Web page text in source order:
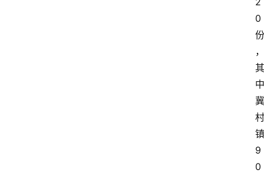
0
份
，
其
中
冀
村
镇
9
0